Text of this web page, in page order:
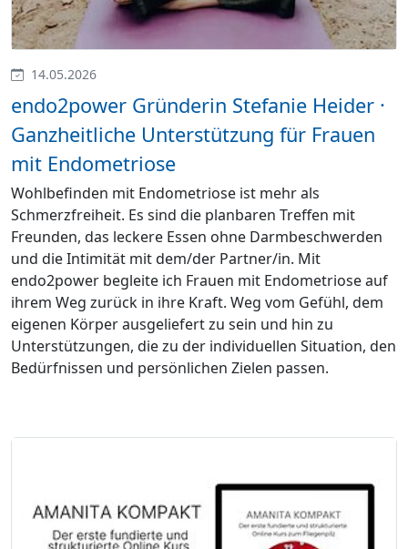
14.05.2026
endo2power Gründerin Stefanie Heider ·
Ganzheitliche Unterstützung für Frauen
mit Endometriose
Wohlbefinden mit Endometriose ist mehr als
Schmerzfreiheit. Es sind die planbaren Treffen mit
Freunden, das leckere Essen ohne Darmbeschwerden
und die Intimität mit dem/der Partner/in. Mit
endo2power begleite ich Frauen mit Endometriose auf
ihrem Weg zurück in ihre Kraft. Weg vom Gefühl, dem
eigenen Körper ausgeliefert zu sein und hin zu
Unterstützungen, die zu der individuellen Situation, den
Bedürfnissen und persönlichen Zielen passen.